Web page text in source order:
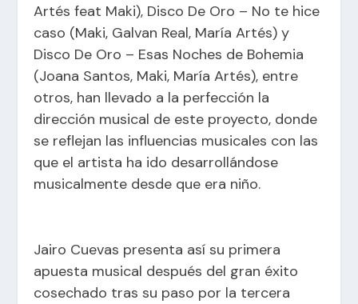
Artés feat Maki), Disco De Oro – No te hice
caso (Maki, Galvan Real, María Artés) y
Disco De Oro – Esas Noches de Bohemia
(Joana Santos, Maki, María Artés), entre
otros, han llevado a la perfección la
dirección musical de este proyecto, donde
se reflejan las influencias musicales con las
que el artista ha ido desarrollándose
musicalmente desde que era niño.
Jairo Cuevas presenta así su primera
apuesta musical después del gran éxito
cosechado tras su paso por la tercera